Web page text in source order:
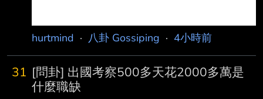
hurtmind · 八卦 Gossiping · 4小時前
31 [問卦] 出國考察500多天花2000多萬是
什麼職缺